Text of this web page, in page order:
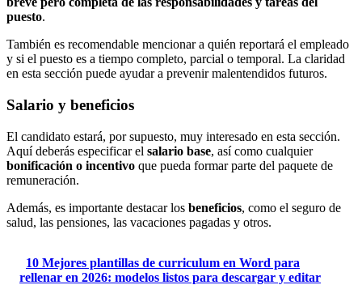
puesto.
También es recomendable mencionar a quién reportará el empleado
y si el puesto es a tiempo completo, parcial o temporal. La claridad
en esta sección puede ayudar a prevenir malentendidos futuros.
Salario y beneficios
El candidato estará, por supuesto, muy interesado en esta sección.
Aquí deberás especificar el salario base, así como cualquier
bonificación o incentivo que pueda formar parte del paquete de
remuneración.
Además, es importante destacar los beneficios, como el seguro de
salud, las pensiones, las vacaciones pagadas y otros.
10 Mejores plantillas de curriculum en Word para
rellenar en 2026: modelos listos para descargar y editar